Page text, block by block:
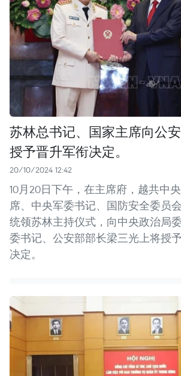
苏林总书记、国家主席向公
授予晋升军衔决定。
20/10/2024 12:42
10月20日下午，在主席府，越共中
席、中央军委书记、国防安全委员
统领苏林主持仪式，向中央政治局
委书记、公安部部长梁三光上将授
决定。